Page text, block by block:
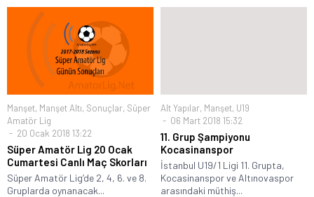
Manşet, Manşet Altı, Sonuçlar, Süper
Amatör Lig
20 Ocak 2018 13:22
Süper Amatör Lig 20 Ocak
Cumartesi Canlı Maç Skorları
Süper Amatör Lig’de 2, 4, 6. ve 8.
Gruplarda oynanacak...
Alt Yapılar, Manşet, U19
06 Mart 2018 15:32
11. Grup Şampiyonu
Kocasinanspor
İstanbul U19/1 Ligi 11. Grupta,
Kocasinanspor ve Altınovaspor
arasındaki müthiş...